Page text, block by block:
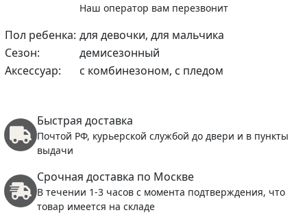
Наш оператор вам перезвонит
Пол ребенка: для девочки, для мальчика
Сезон:
демисезонный
Аксессуар:
с комбинезоном, с пледом
Быстрая доставка
Почтой РФ, курьерской службой до двери и в пункты
выдачи
Срочная доставка по Москве
В течении 1-3 часов с момента подтверждения, что
товар имеется на складе